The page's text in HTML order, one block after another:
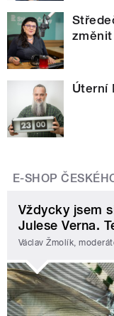
Úterní
E-SHOP
Vždycky jsem
Julese Verna.
Václav Žmolík,